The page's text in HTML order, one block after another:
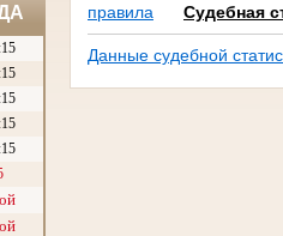
правила
Судебная
Данные судебной